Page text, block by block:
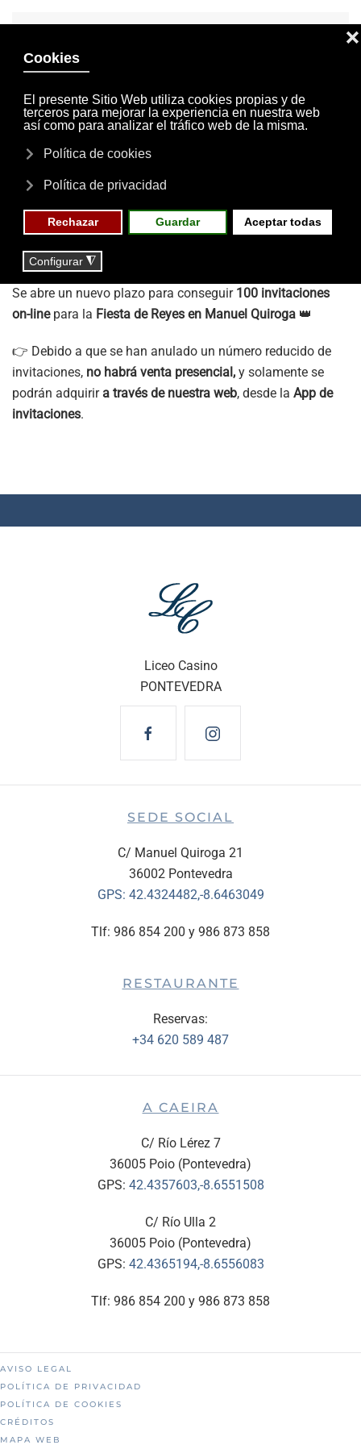
INVITACIONES
MI CUENTA
29 DE DICIEMBRE DE 2025 NOTICIAS
Invitaciones para la
Fiesta de Reyes 2025
📅Martes 30 de diciembre
⏰Desde las 09:00 h
Se abre un nuevo plazo para conseguir 100 invitaciones
on-linepara la Fiesta de Reyes en Manuel Quiroga 👑
👉 Debido a que se han anulado un número reducido de
invitaciones, no habrá venta presencial, y solamente se
podrán adquirira través de nuestra web, desde la App de
invitaciones.
Liceo Casino
PONTEVEDRA
SEDE SOCIAL
C/ Manuel Quiroga 21
36002 Pontevedra
GPS: 42.4324482,-8.6463049
Tlf: 986 854 200 y 986 873 858
RESTAURANTE
Reservas:
+34 620 589 487
A CAEIRA
C/ Río Lérez 7
36005 Poio (Pontevedra)
GPS: 42.4357603,-8.6551508
C/ Río Ulla 2
36005 Poio (Pontevedra)
GPS: 42.4365194,-8.6556083
Tlf: 986 854 200 y 986 873 858
AVISO LEGAL
POLÍTICA DE PRIVACIDAD
POLÍTICA DE COOKIES
CRÉDITOS
MAPA WEB